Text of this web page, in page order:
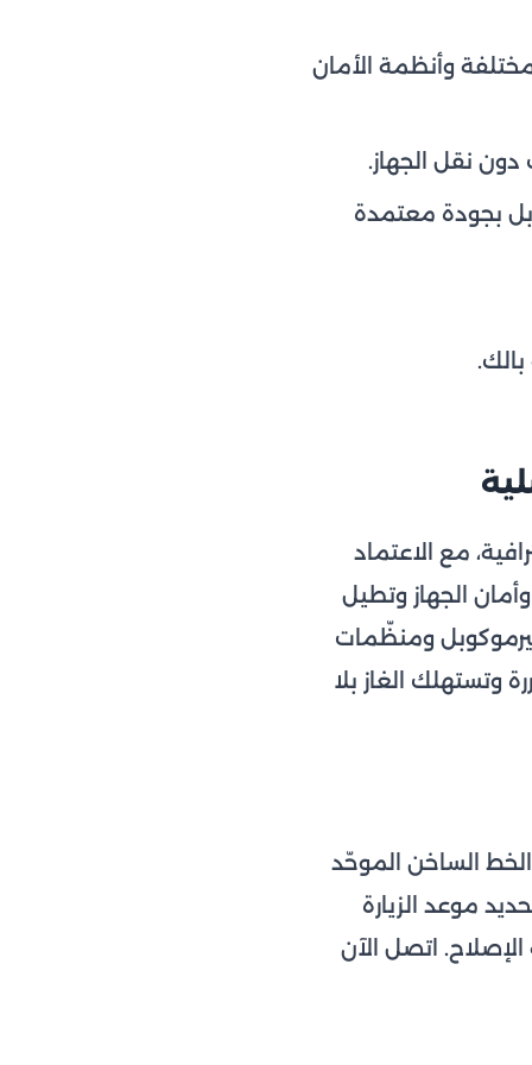
وأنظمة الأمان
نقل الجهاز.
بجودة معتمدة
مع الاعتماد
الجهاز وتطيل
ومنظّمات
وتستهلك الغاز بلا
الساخن الموحّد
موعد الزيارة
اتصل الآن